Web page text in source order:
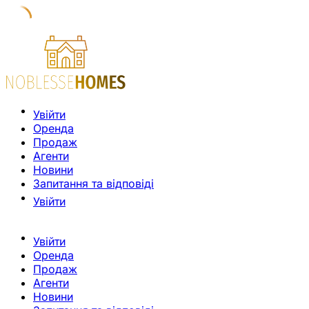
Увійти
Оренда
Продаж
Агенти
Новини
Запитання та відповіді
Увійти
Увійти
Оренда
Продаж
Агенти
Новини